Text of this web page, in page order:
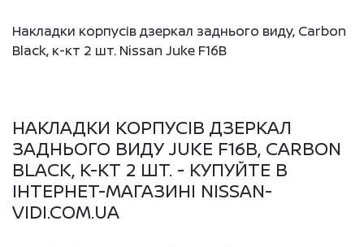
Накладки корпусів дзеркал заднього виду, Carbon
Black, к-кт 2 шт. Nissan Juke F16B
НАКЛАДКИ КОРПУСІВ ДЗЕРКАЛ
ЗАДНЬОГО ВИДУ JUKE F16B, CARBON
BLACK, К-КТ 2 ШТ. - КУПУЙТЕ В
ІНТЕРНЕТ-МАГАЗИНІ NISSAN-
VIDI.COM.UA